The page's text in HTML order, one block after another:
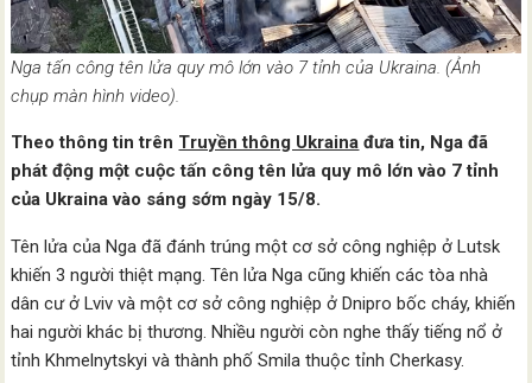
Nga tấn công tên lửa quy mô lớn vào 7 tỉnh của Ukraina. (Ảnh
chụp màn hình video).
Theo thông tin trên Truyền thông Ukraina đưa tin, Nga đã
phát động một cuộc tấn công tên lửa quy mô lớn vào 7 tỉnh
của Ukraina vào sáng sớm ngày 15/8.
Tên lửa của Nga đã đánh trúng một cơ sở công nghiệp ở Lutsk
khiến 3 người thiệt mạng. Tên lửa Nga cũng khiến các tòa nhà
dân cư ở Lviv và một cơ sở công nghiệp ở Dnipro bốc cháy, khiến
hai người khác bị thương. Nhiều người còn nghe thấy tiếng nổ ở
tỉnh Khmelnytskyi và thành phố Smila thuộc tỉnh Cherkasy.